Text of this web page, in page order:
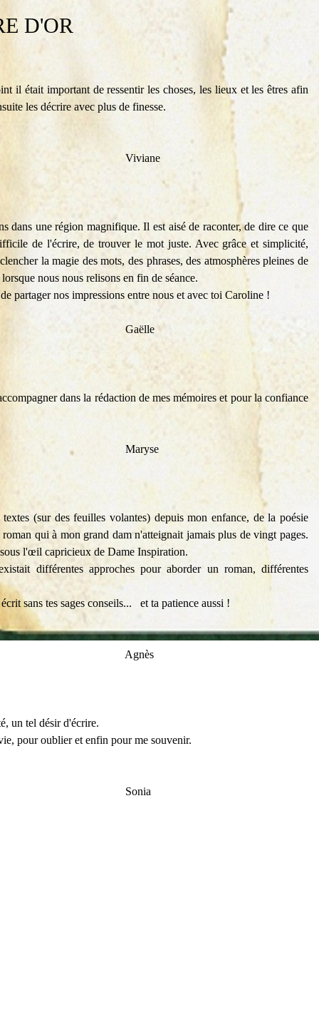
D'OR
il était important de ressentir les choses, les lieux et les êtres afin
les décrire avec plus de finesse.
une région magnifique. Il est aisé de raconter, de dire ce que
de l'écrire, de trouver le mot juste. Avec grâce et simplicité,
la magie des mots, des phrases, des atmosphères pleines de
nous nous relisons en fin de séance.
partager nos impressions entre nous et avec toi Caroline !
dans la rédaction de mes mémoires et pour la confiance
(sur des feuilles volantes) depuis mon enfance, de la poésie
qui à mon grand dam n'atteignait jamais plus de vingt pages.
l'œil capricieux de Dame Inspiration.
différentes approches pour aborder un roman, différentes
sans tes sages conseils... et ta patience aussi !
un tel désir d'écrire.
pour oublier et enfin pour me souvenir.